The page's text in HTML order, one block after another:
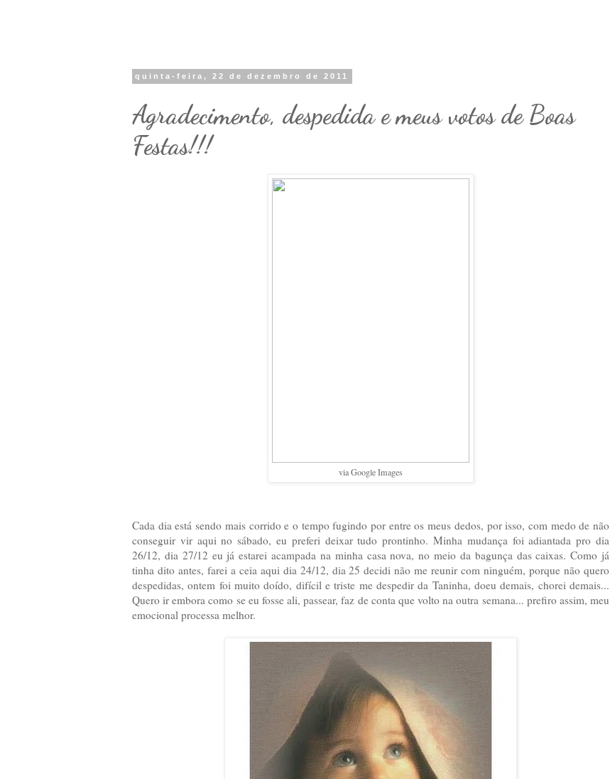
quinta-feira, 22 de dezembro de 2011
Agradecimento, despedida e meus votos de Boas
Festas!!!
via Google Images
Cada dia está sendo mais corrido e o tempo fugindo por entre os meus dedos, por isso, com medo de não
conseguir vir aqui no sábado, eu preferi deixar tudo prontinho. Minha mudança foi adiantada pro dia
26/12, dia 27/12 eu já estarei acampada na minha casa nova, no meio da bagunça das caixas. Como já
tinha dito antes, farei a ceia aqui dia 24/12, dia 25 decidi não me reunir com ninguém, porque não quero
despedidas, ontem foi muito doído, difícil e triste me despedir da Taninha, doeu demais, chorei demais...
Quero ir embora como se eu fosse ali, passear, faz de conta que volto na outra semana... prefiro assim, meu
emocional processa melhor.